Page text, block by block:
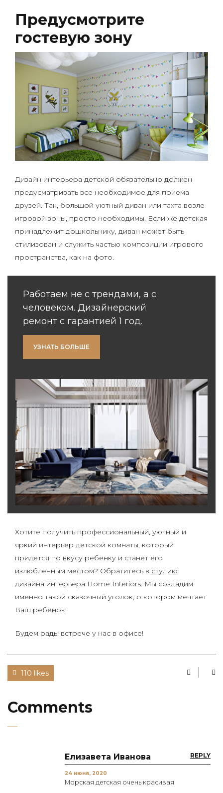
Предусмотрите
гостевую зону
Дизайн интерьера детской обязательно должен
предусматривать все необходимое для приема
друзей. Так, большой уютный диван или тахта возле
игровой зоны, просто необходимы. Если же детская
принадлежит дошкольнику, диван может быть
стилизован и служить частью композиции игрового
пространства, как на фото.
Работаем не с трендами, а с
человеком. Дизайнерский
ремонт с гарантией 1 год.
УЗНАТЬ БОЛЬШЕ
Хотите получить профессиональный, уютный и
яркий интерьер детской комнаты, который
придется по вкусу ребенку и станет его
излюбленным местом? Обратитесь в студию
дизайна интерьера Home Interiors. Мы создадим
именно такой сказочный уголок, о котором мечтает
Ваш ребенок.
Будем рады встрече у нас в офисе!
110 likes
Comments
REPLY
Елизавета Иванова
24 июня, 2020
Морская детская очень красивая